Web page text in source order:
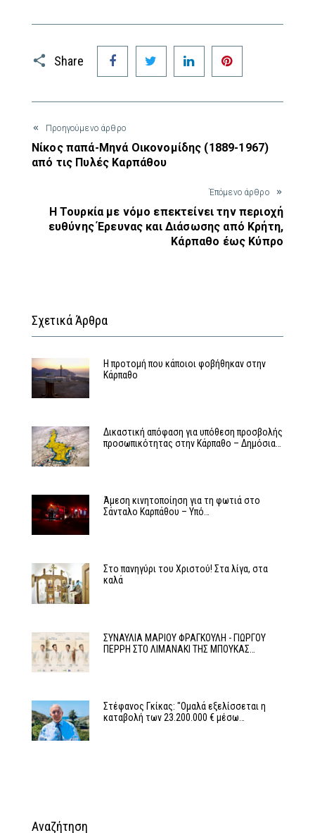
Share
Facebook Twitter LinkedIn
Προηγούμενο άρθρο
Νίκος παπά-Μηνά Οικονομίδης (1889-1967)
από τις Πυλές Καρπάθου
Έπόμενο άρθρο
Η Τουρκία με νόμο επεκτείνει την περιοχή
ευθύνης Έρευνας και Διάσωσης από Κρήτη,
Κάρπαθο έως Κύπρο
Σχετικά Άρθρα
Η προτομή που κάποιοι φοβήθηκαν στην
Κάρπαθο
Δικαστική απόφαση για υπόθεση προσβολής
προσωπικότητας στην Κάρπαθο – Δημόσια…
Άμεση κινητοποίηση για τη φωτιά στο
Σάνταλο Καρπάθου – Υπό…
Στο πανηγύρι του Χριστού! Στα λίγα, στα
καλά
ΣΥΝΑΥΛΙΑ ΜΑΡΙΟΥ ΦΡΑΓΚΟΥΛΗ - ΓΙΩΡΓΟΥ
ΠΕΡΡΗ ΣΤΟ ΛΙΜΑΝΑΚΙ ΤΗΣ ΜΠΟΥΚΑΣ…
Στέφανος Γκίκας: "Ομαλά εξελίσσεται η
καταβολή των 23.200.000 € μέσω…
Αναζήτηση